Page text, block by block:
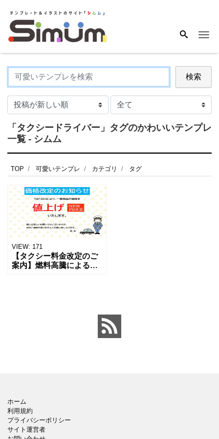
検索
「タクシードライバー」タグのかわいいテンプレ
一覧 - シムム
TOP 可愛いテンプレ カテゴリ タグ
VIEW: 171
【タクシー料金改定のご
案内】燃料高騰による初
ホーム
利用規約
プライバシーポリシー
サイト運営者